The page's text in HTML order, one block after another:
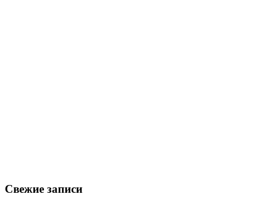
Свежие записи